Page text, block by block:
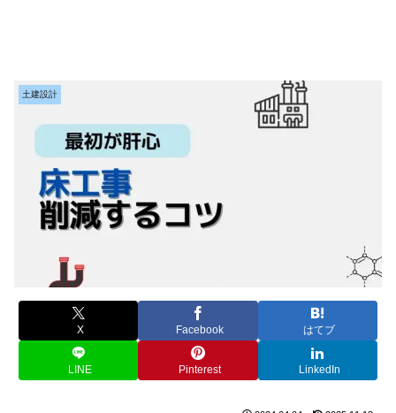
土建設計
X Facebook はてブ
LINE Pinterest LinkedIn